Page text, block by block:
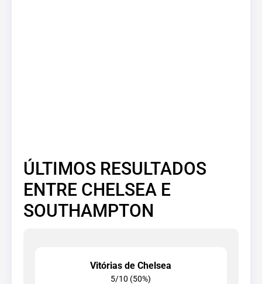
ÚLTIMOS RESULTADOS
ENTRE CHELSEA E
SOUTHAMPTON
Vitórias de Chelsea
5/10 (50%)